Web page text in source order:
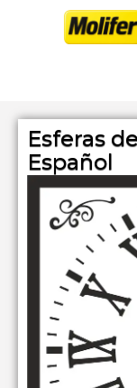
Esferas
Español